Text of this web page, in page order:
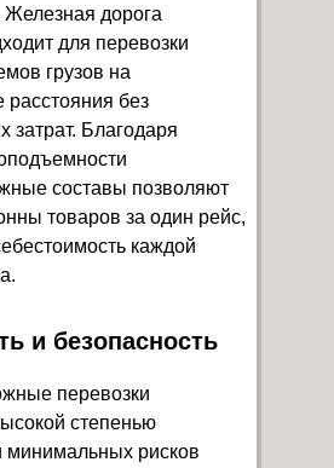
Железная дорога
для перевозки
грузов на
расстояния без
затрат. Благодаря
составы позволяют
товаров за один рейс,
каждой
и безопасность
перевозки
степенью
минимальных рисков